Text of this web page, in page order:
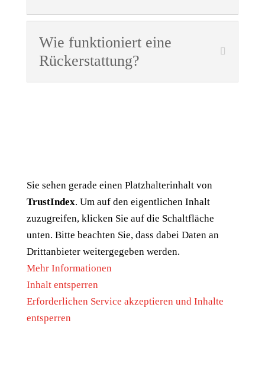
Wie funktioniert eine
Rückerstattung?
Sie sehen gerade einen Platzhalterinhalt von
TrustIndex. Um auf den eigentlichen Inhalt
zuzugreifen, klicken Sie auf die Schaltfläche
unten. Bitte beachten Sie, dass dabei Daten an
Drittanbieter weitergegeben werden.
Mehr Informationen
Inhalt entsperren
Erforderlichen Service akzeptieren und Inhalte
entsperren